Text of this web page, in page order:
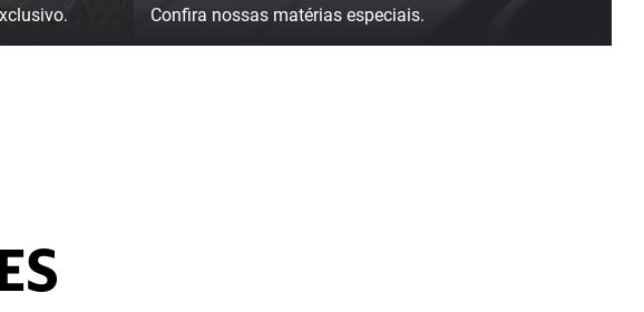
Confira nossas matérias especiais.